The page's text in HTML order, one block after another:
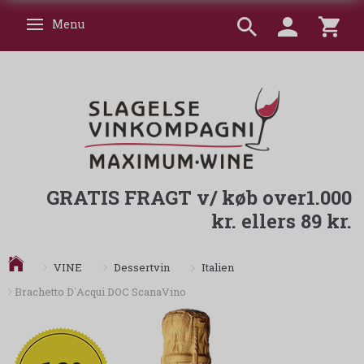
Skifte navigation
Menu
GRATIS FRAGT v/ køb over1.000
kr. ellers 89 kr.
VINE Dessertvin
Italien
Brachetto D`Acqui DOC ScanaVino